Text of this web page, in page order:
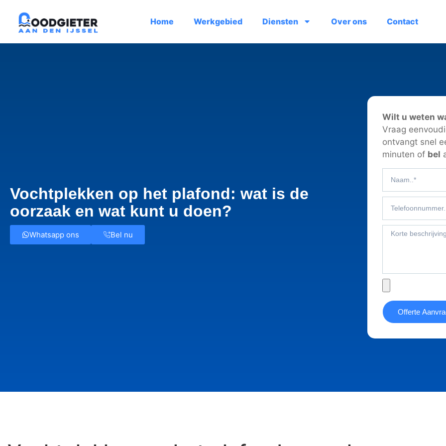
Home Werkgebied Diensten Over ons Contact
Vochtplekken op het plafond: wat is de
oorzaak en wat kunt u doen?
Whatsapp ons Bel nu
Wilt u weten
Vraag
ontvangt snel
minuten of bel
Offerte